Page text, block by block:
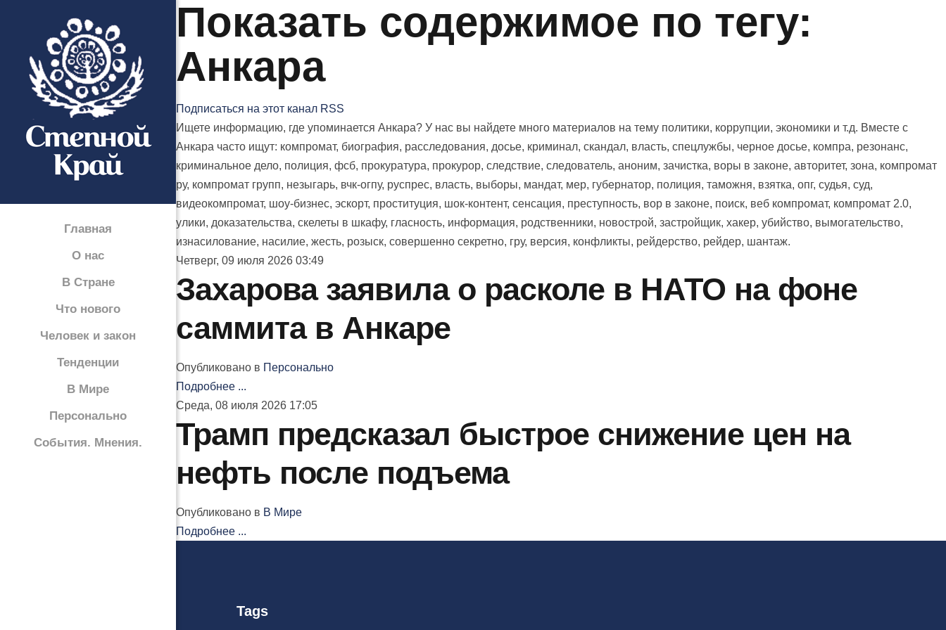
Главная
О нас
В Стране
Что нового
Человек и закон
Тенденции
В Мире
Персонально
События. Мнения.
Показать содержимое по тегу:
Анкара
Подписаться на этот канал RSS
Ищете информацию, где упоминается Анкара? У нас вы найдете много материалов на тему политики, коррупции, экономики и т.д. Вместе с
Анкара часто ищут: компромат, биография, расследования, досье, криминал, скандал, власть, спецлужбы, черное досье, компра, резонанс,
криминальное дело, полиция, фсб, прокуратура, прокурор, следствие, следователь, аноним, зачистка, воры в законе, авторитет, зона, компромат
ру, компромат групп, незыгарь, вчк-огпу, руспрес, власть, выборы, мандат, мер, губернатор, полиция, таможня, взятка, опг, судья, суд,
видеокомпромат, шоу-бизнес, эскорт, проституция, шок-контент, сенсация, преступность, вор в законе, поиск, веб компромат, компромат 2.0,
улики, доказательства, скелеты в шкафу, гласность, информация, родственники, новострой, застройщик, хакер, убийство, вымогательство,
изнасилование, насилие, жесть, розыск, совершенно секретно, гру, версия, конфликты, рейдерство, рейдер, шантаж.
Четверг, 09 июля 2026 03:49
Захарова заявила о расколе в НАТО на фоне
саммита в Анкаре
Опубликовано в Персонально
Подробнее ...
Среда, 08 июля 2026 17:05
Трамп предсказал быстрое снижение цен на
нефть после подъема
Опубликовано в В Мире
Подробнее ...
Tags